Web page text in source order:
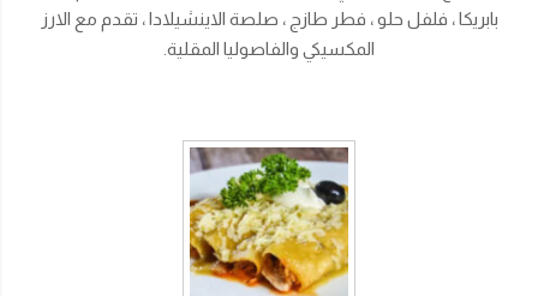
بابريكا ، فلفل حلو ، فطر طازج ، صلصة الاينشيلادا ، تقدم مع الارز
المكسيكي والفاصوليا المقلية.